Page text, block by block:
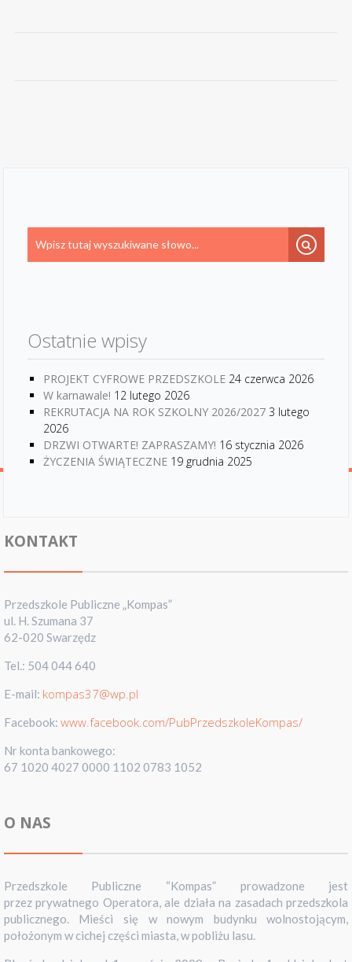
Ostatnie wpisy
PROJEKT CYFROWE PRZEDSZKOLE 24 czerwca 2026
W karnawale! 12 lutego 2026
REKRUTACJA NA ROK SZKOLNY 2026/2027 3 lutego
2026
DRZWI OTWARTE! ZAPRASZAMY! 16 stycznia 2026
ŻYCZENIA ŚWIĄTECZNE 19 grudnia 2025
KONTAKT
Przedszkole Publiczne „Kompas”
ul. H. Szumana 37
62-020 Swarzędz
Tel.: 504 044 640
E-mail: kompas37@wp.pl
Facebook: www.facebook.com/PubPrzedszkoleKompas/
Nr konta bankowego:
67 1020 4027 0000 1102 0783 1052
O NAS
Przedszkole Publiczne “Kompas” prowadzone jest
przez prywatnego Operatora, ale działa na zasadach przedszkola
publicznego. Mieści się w nowym budynku wolnostojącym,
położonym w cichej części miasta, w pobliżu lasu.